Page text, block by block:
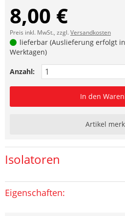
8,00 €
Preis inkl. MwSt., zzgl.Versandkosten
lieferbar (Auslieferung erfolgt
Werktagen)
Anzahl:
In den
Artikel
Isolatoren
Eigenschaften: